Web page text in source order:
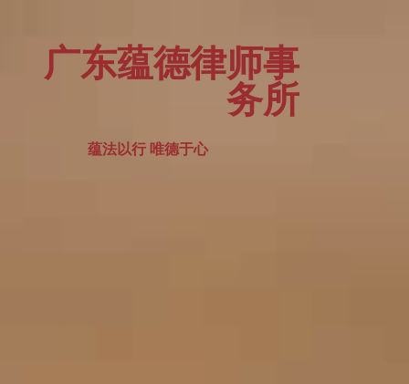
广东蕴德律师事
务所
蕴法以行 唯德于心